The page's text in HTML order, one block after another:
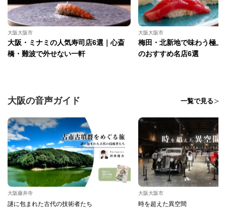
大阪大阪市
大阪・ミナミの人気寿司店6選｜心斎
橋・難波で外せない一軒
大阪大阪市
梅田・北新地で味わう極上
のおすすめ名店6選
大阪の音声ガイド 一覧で見る
大阪藤井寺
謎に包まれた古代の技術者たち
大阪大阪市
時を超えた異空間